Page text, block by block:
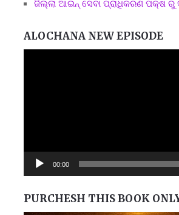
ଜିଲ୍ଲା ଆଇନ୍ ସେବା ପ୍ରାଧିକରଣ ପକ୍ଷ ରୁ
ALOCHANA NEW EPISODE
00:00
PURCHESH THIS BOOK